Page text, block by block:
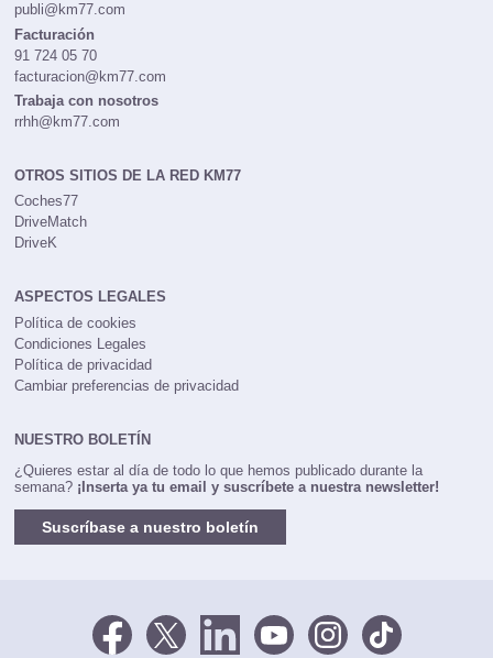
publi@km77.com
Facturación
91 724 05 70
facturacion@km77.com
Trabaja con nosotros
rrhh@km77.com
OTROS SITIOS DE LA RED KM77
Coches77
DriveMatch
DriveK
ASPECTOS LEGALES
Política de cookies
Condiciones Legales
Política de privacidad
Cambiar preferencias de privacidad
NUESTRO BOLETÍN
¿Quieres estar al día de todo lo que hemos publicado durante la
semana? ¡Inserta ya tu email y suscríbete a nuestra newsletter!
Suscríbase a nuestro boletín